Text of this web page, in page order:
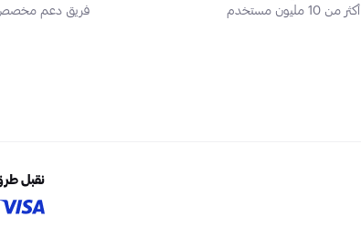
أكثر من 10 مليون مستخدم
فريق دعم مخصص
نقبل